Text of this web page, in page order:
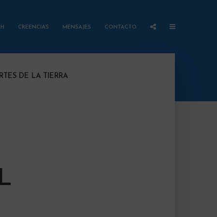
CREENCIAS MENSAJES CONTACTO
DE LA TIERRA